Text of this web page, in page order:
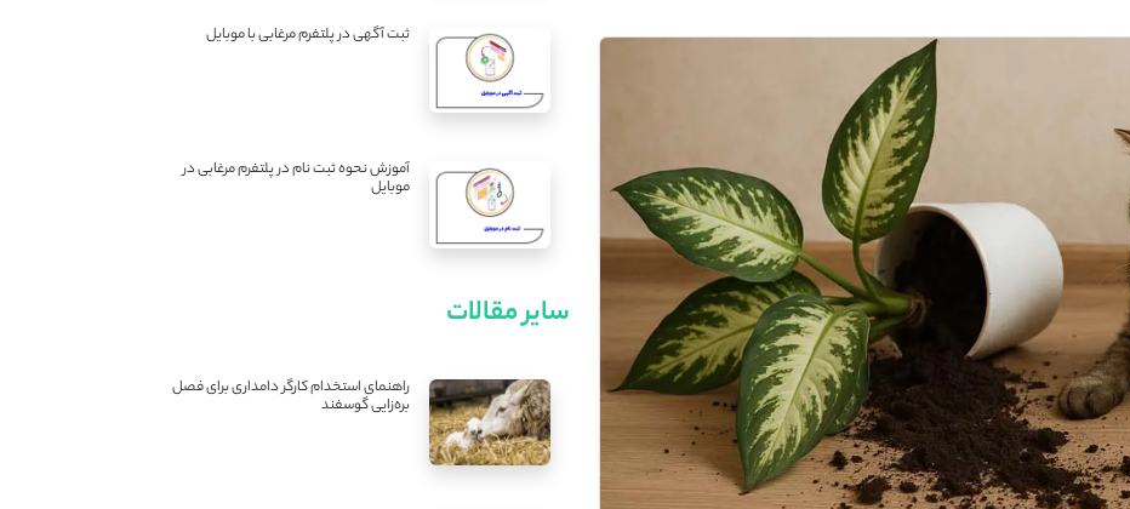
ثبت آگهی در پلتفرم مرغابی با موبایل
آموزش نحوه ثبت نام در پلتفرم مرغابی در
موبایل
سایر مقالات
راهنمای استخدام کارگر دامداری برای فصل
بره‌زایی گوسفند